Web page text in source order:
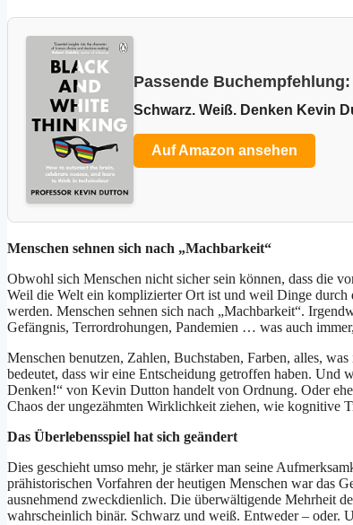
Passende Buchempfehlung:
Schwarz. Weiß. Denken Kevin
Auf Amazon ansehen
Menschen sehnen sich nach „Machbarkeit“
Obwohl sich Menschen nicht sicher sein können, dass die
Weil die Welt ein komplizierter Ort ist und weil Dinge durch
werden. Menschen sehnen sich nach „Machbarkeit“.
Gefängnis, Terrordrohungen, Pandemien … was auch
Menschen benutzen, Zahlen, Buchstaben, Farben, alles,
bedeutet, dass wir eine Entscheidung getroffen haben. Und
Denken!“ von Kevin Dutton handelt von Ordnung. Oder
Chaos der ungezähmten Wirklichkeit ziehen, wie kognitive
Das Überlebensspiel hat sich geändert
Dies geschieht umso mehr, je stärker man seine
prähistorischen Vorfahren der heutigen Menschen war das
ausnehmend zweckdienlich. Die überwältigende Mehrheit
wahrscheinlich binär. Schwarz und weiß. Entweder – oder.